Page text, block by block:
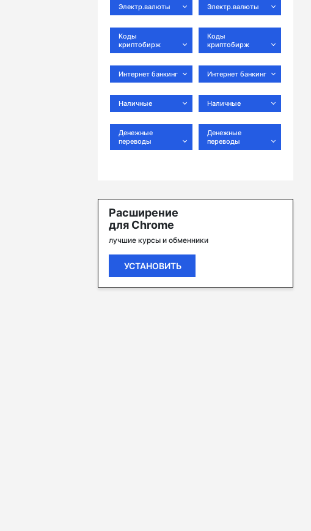
Электр.валюты
Коды
криптобирж
Интернет банкинг
Наличные
Денежные
переводы
Электр.валюты
Коды
криптобирж
Интернет банкинг
Наличные
Денежные
переводы
Расширение
для Chrome
лучшие курсы и обменники
УСТАНОВИТЬ